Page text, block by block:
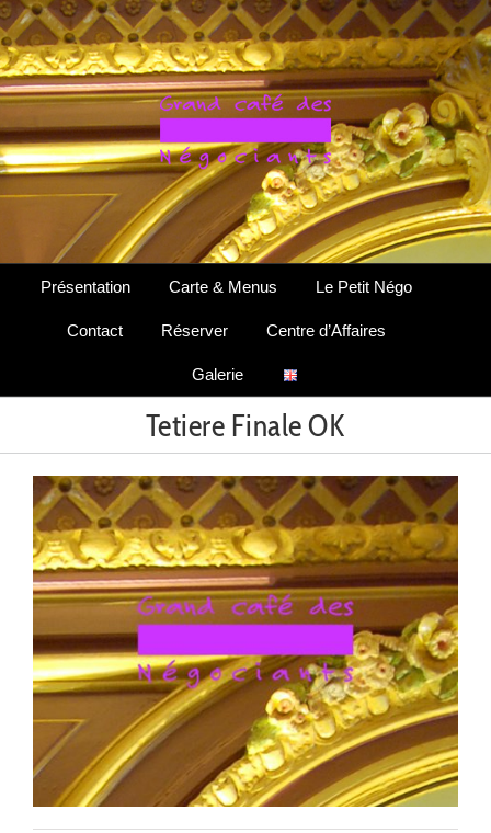
Passer
au
contenu
Présentation Carte & Menus Le Petit Négo
Contact Réserver Centre d’Affaires
Galerie
Tetiere Finale OK